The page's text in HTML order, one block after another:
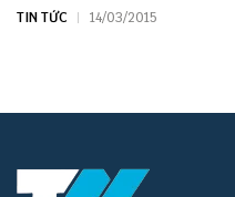
TIN TỨC 14/03/2015